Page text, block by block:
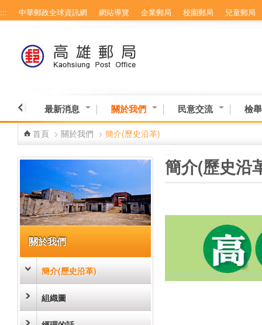
跳到主要內容區塊
::: 中華郵政全球資訊網 網站導覽 企業郵局 校園郵局 兒童郵局
最新消息 關於我們 民意交流 檢
首頁 > 關於我們 > 簡介(歷史沿革)
關於我們
簡介(歷史沿革)
組織圖
簡介(歷史沿